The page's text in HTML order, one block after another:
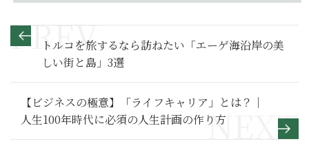
トルコを旅するなら訪ねたい「エーゲ海沿岸の美
しい街と島」3選
【ビジネスの極意】「ライフキャリア」とは？｜
人生100年時代に必須の人生計画の作り方